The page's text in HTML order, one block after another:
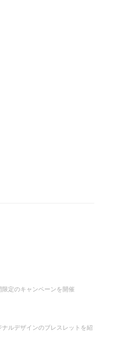
定のキャンペーンを開催
ルデザインのブレスレットを紹